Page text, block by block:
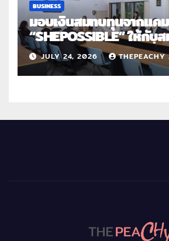
BUSINESS
มอบเงินสมทบทุนจากแค
“SHEPOSSIBLE” ให้กับ
เสริมสถานภาพสตรีฯ เนื่
สากล 2569
JULY 24, 2026 THEPEACHY